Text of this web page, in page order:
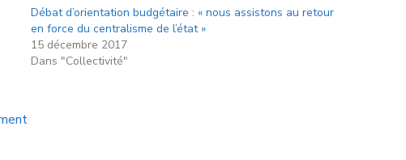
Débat d’orientation budgétaire : « nous assistons au retour
en force du centralisme de l’état »
15 décembre 2017
Dans "Collectivité"